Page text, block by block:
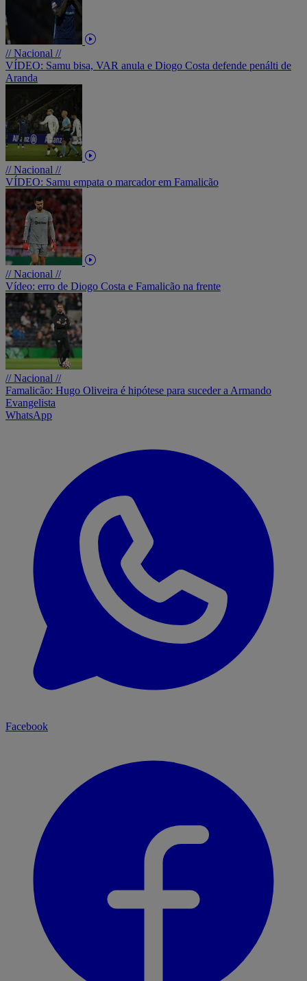
// Nacional //
VÍDEO: Samu bisa, VAR anula e Diogo Costa defende penálti de
Aranda
// Nacional //
VÍDEO: Samu empata o marcador em Famalicão
// Nacional //
Vídeo: erro de Diogo Costa e Famalicão na frente
// Nacional //
Famalicão: Hugo Oliveira é hipótese para suceder a Armando
Evangelista
WhatsApp
Facebook